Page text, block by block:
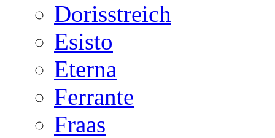
Dorisstreich
Esisto
Eterna
Ferrante
Fraas